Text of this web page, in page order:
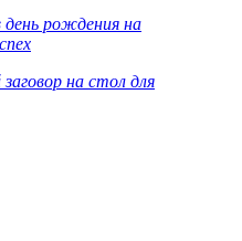
рождения на
на стол для